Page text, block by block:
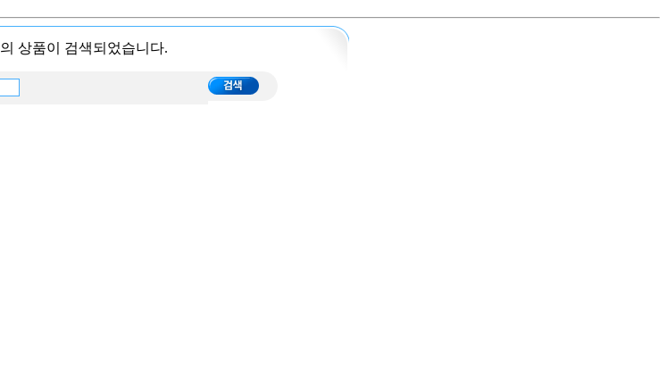
의 상품이 검색되었습니다.